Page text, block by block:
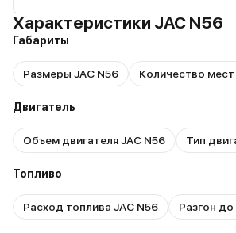
Характеристики JAC N56
Габариты
Размеры JAC N56 Количество мест
Двигатель
Объем двигателя JAC N56 Тип
Топливо
Расход топлива JAC N56 Разгон до